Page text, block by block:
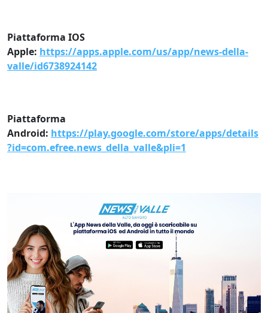
Piattaforma IOS
Apple: https://apps.apple.com/us/app/news-della-
valle/id6738924142
Piattaforma
Android: https://play.google.com/store/apps/details
?id=com.efree.news_della_valle&pli=1